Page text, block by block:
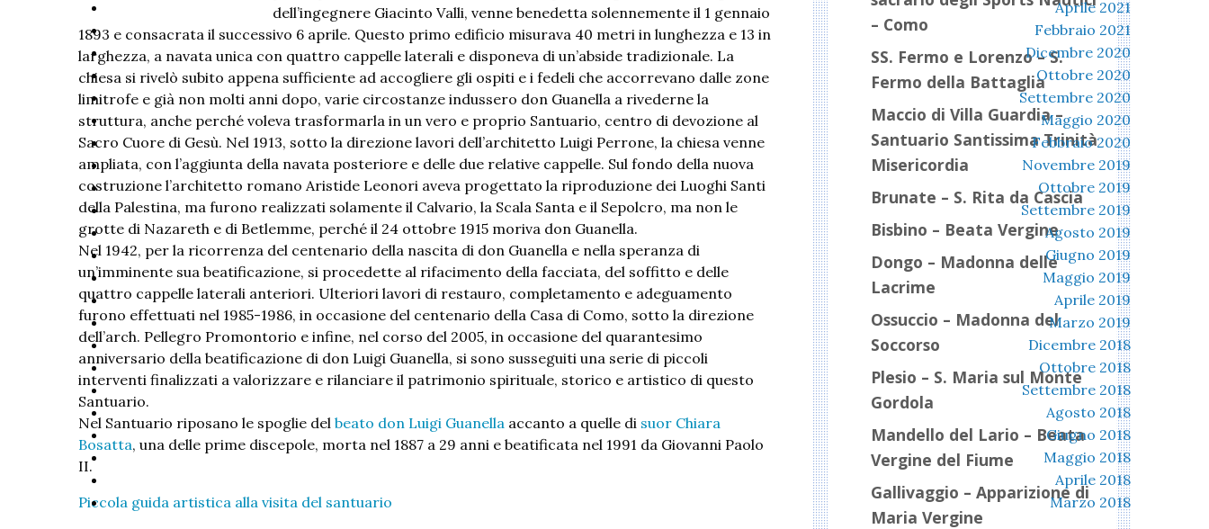
Aprile 2021
Febbraio 2021
Dicembre 2020
Ottobre 2020
Settembre 2020
Maggio 2020
Febbraio 2020
Novembre 2019
Ottobre 2019
Settembre 2019
Agosto 2019
Giugno 2019
Maggio 2019
Aprile 2019
Marzo 2019
Dicembre 2018
Ottobre 2018
Settembre 2018
Agosto 2018
Giugno 2018
Maggio 2018
Aprile 2018
Marzo 2018
dell’ingegnere Giacinto Valli, venne benedetta solennemente il 1 gennaio
1893 e consacrata il successivo 6 aprile. Questo primo edificio misurava 40 metri in lunghezza e 13 in
larghezza, a navata unica con quattro cappelle laterali e disponeva di un’abside tradizionale. La
chiesa si rivelò subito appena sufficiente ad accogliere gli ospiti e i fedeli che accorrevano dalle zone
limitrofe e già non molti anni dopo, varie circostanze indussero don Guanella a rivederne la
struttura, anche perché voleva trasformarla in un vero e proprio Santuario, centro di devozione al
Sacro Cuore di Gesù. Nel 1913, sotto la direzione lavori dell’architetto Luigi Perrone, la chiesa venne
ampliata, con l’aggiunta della navata posteriore e delle due relative cappelle. Sul fondo della nuova
costruzione l’architetto romano Aristide Leonori aveva progettato la riproduzione dei Luoghi Santi
della Palestina, ma furono realizzati solamente il Calvario, la Scala Santa e il Sepolcro, ma non le
grotte di Nazareth e di Betlemme, perché il 24 ottobre 1915 moriva don Guanella.
Nel 1942, per la ricorrenza del centenario della nascita di don Guanella e nella speranza di
un’imminente sua beatificazione, si procedette al rifacimento della facciata, del soffitto e delle
quattro cappelle laterali anteriori. Ulteriori lavori di restauro, completamento e adeguamento
furono effettuati nel 1985-1986, in occasione del centenario della Casa di Como, sotto la direzione
dell’arch. Pellegro Promontorio e infine, nel corso del 2005, in occasione del quarantesimo
anniversario della beatificazione di don Luigi Guanella, si sono susseguiti una serie di piccoli
interventi finalizzati a valorizzare e rilanciare il patrimonio spirituale, storico e artistico di questo
Santuario.
Nel Santuario riposano le spoglie del beato don Luigi Guanella accanto a quelle di suor Chiara
Bosatta, una delle prime discepole, morta nel 1887 a 29 anni e beatificata nel 1991 da Giovanni Paolo
II.
Piccola guida artistica alla visita del santuario
– Como
SS. Fermo e Lorenzo – S.
Fermo della Battaglia
Maccio di Villa Guardia –
Santuario Santissima Trinità
Misericordia
Brunate – S. Rita da Cascia
Bisbino – Beata Vergine
Dongo – Madonna delle
Lacrime
Ossuccio – Madonna del
Soccorso
Plesio – S. Maria sul Monte
Gordola
Mandello del Lario – Beata
Vergine del Fiume
Gallivaggio – Apparizione di
Maria Vergine